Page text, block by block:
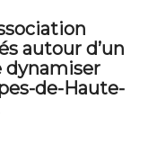
autour d’un
de-Haute-